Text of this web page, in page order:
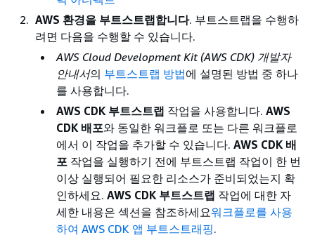
AWS 환경을 부트스트랩합니다. 부트스트랩을 수행하
려면 다음을 수행할 수 있습니다.
AWS Cloud Development Kit (AWS CDK) 개발자
안내서의 부트스트랩 방법에 설명된 방법 중 하나
를 사용합니다.
AWS CDK 부트스트랩 작업을 사용합니다. AWS
CDK 배포와 동일한 워크플로 또는 다른 워크플로
에서 이 작업을 추가할 수 있습니다. AWS CDK 배
포 작업을 실행하기 전에 부트스트랩 작업이 한 번
이상 실행되어 필요한 리소스가 준비되었는지 확
인하세요. AWS CDK 부트스트랩 작업에 대한 자
세한 내용은 섹션을 참조하세요워크플로를 사용
하여 AWS CDK 앱 부트스트래핑.